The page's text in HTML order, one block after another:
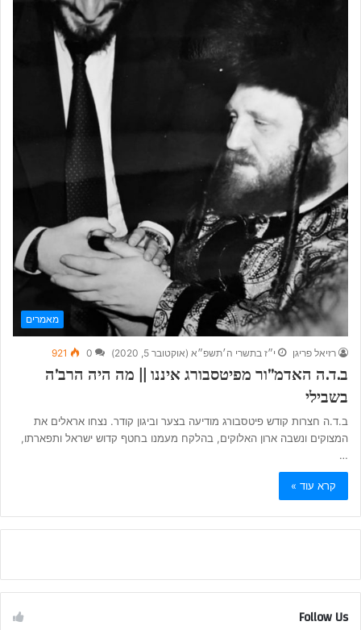
מאמרים
רזיאל פריגן י״ז בתשרי ה׳תשפ״א (אוקטובר 5, 2020) 0
921
ב.ד.ה האדמ”ור מפיטסבורג איננו || מה היה הרב’ה
בשבילי
ב.ד.ה חצרות קודש פיטסבורג מודיעה בצער וביגון קודר. נצחו אראלים את
המצוקים ונשבה ארון האלוקים, בהלקח מעמנו בחטף קדוש ישראל ותפארתו,
…
קרא עוד »
Follow Us